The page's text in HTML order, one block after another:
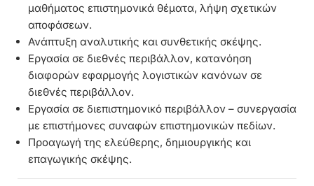
μαθήματος επιστημονικά θέματα, λήψη σχετικών
αποφάσεων.
Ανάπτυξη αναλυτικής και συνθετικής σκέψης.
Εργασία σε διεθνές περιβάλλον, κατανόηση
διαφορών εφαρμογής λογιστικών κανόνων σε
διεθνές περιβάλλον.
Εργασία σε διεπιστημονικό περιβάλλον – συνεργασία
με επιστήμονες συναφών επιστημονικών πεδίων.
Προαγωγή της ελεύθερης, δημιουργικής και
επαγωγικής σκέψης.